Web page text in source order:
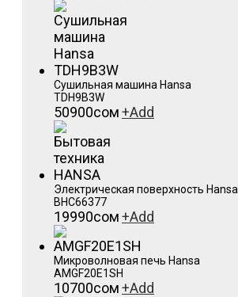
Сушильная машина Hansa
TDH9B3W
50900сом+Add
Электрическая поверхность Hansa
BHC66377
19990сом+Add
Микроволновая печь Hansa
AMGF20E1SH
10700сом+Add